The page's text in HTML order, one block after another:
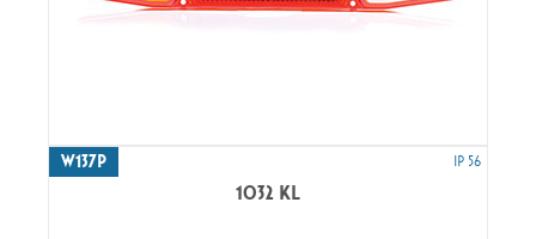
W137P IP 56
1032 KL